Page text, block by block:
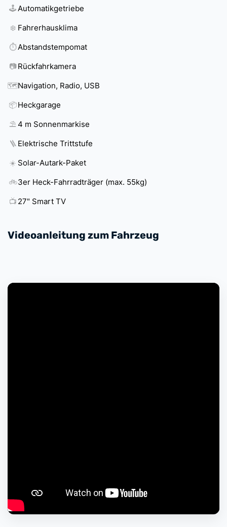
🕹️Automatikgetriebe
❄️ Fahrerhausklima
⏱️Abstandstempomat
📷Rückfahrkamera
🗺️Navigation, Radio, USB
📦Heckgarage
⛱️ 4 m Sonnenmarkise
🪜 Elektrische Trittstufe
☀️ Solar-Autark-Paket
🚲3er Heck-Fahrradträger (max. 55kg)
📺 27" Smart TV
Videoanleitung zum Fahrzeug